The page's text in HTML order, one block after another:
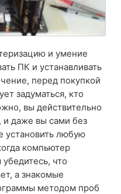
и умение
ПК и устанавливать
перед покупкой
задуматься, кто
вы действительно
и даже вы сами без
установить любую
компьютер
что
а знакомые
методом проб